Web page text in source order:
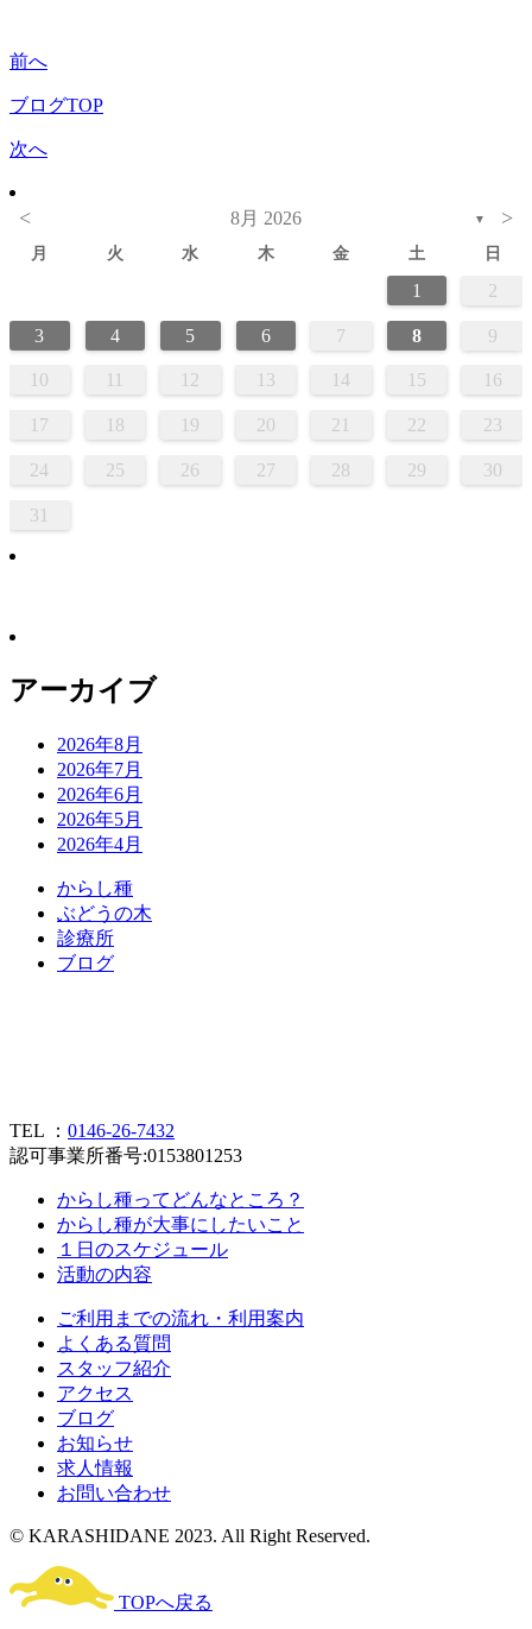
前へ
ブログTOP
次へ
< 8月 2026 ▼ >
月 火 水 木 金 土 日
1 2
3 4 5 6 7 8 9
10 12 13 14 15 16
17 18 19 20 21 22 23
24 25 26 27 28 29 30
31
アーカイブ
2026年8月
2026年7月
2026年6月
2026年5月
2026年4月
から し種
ぶどう の木
診療所
ブロ グ
TEL ： 0146-26-7432
認可事業所番号:0153801253
からし種ってどんなところ？
からし種が大事にしたいこと
１日のスケジュール
活動の内容
ご利用までの流れ・利用案内
よくある質問
スタッフ紹介
アクセス
ブログ
お知らせ
求人情報
お問い合わせ
© KARASHIDANE 2023. All Right Reserved.
TOPへ戻る